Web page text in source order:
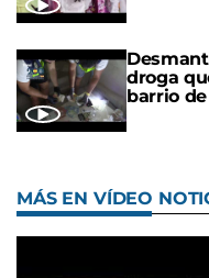
droga
barrio
MÁS EN VÍDEO